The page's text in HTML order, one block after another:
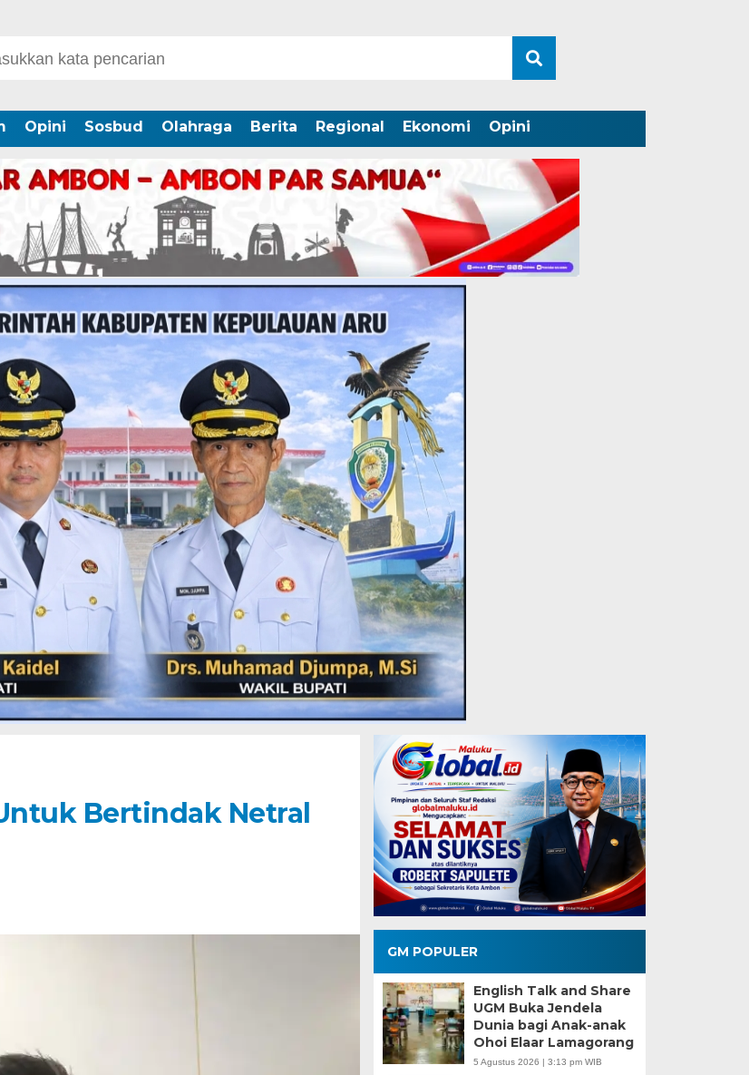
Opini Sosbud Olahraga Berita Regional Ekonomi Opini
Bertindak Netral
GM POPULER
English Talk and Share
UGM Buka Jendela
Dunia bagi Anak-anak
Ohoi Elaar Lamagorang
5 Agustus 2026 | 3:13 pm WIB